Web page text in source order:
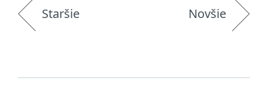
Staršie Novšie